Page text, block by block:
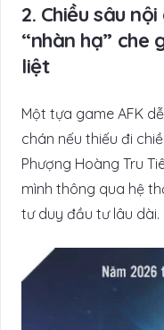
2. Chiều sâu
“nhàn hạ” che
liệt
Một tựa game AFK
chán nếu thiếu đi
Phượng Hoàng Tru
mình thông qua hệ
tư duy đầu tư lâu dài.